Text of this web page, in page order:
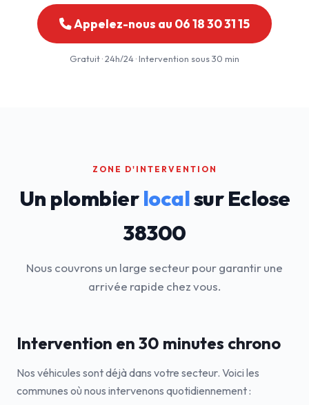
Appelez-nous au 06 18 30 31 15
Gratuit · 24h/24 · Intervention sous 30 min
ZONE D'INTERVENTION
Un plombierlocalsur Eclose
38300
Nous couvrons un large secteur pour garantir une
arrivée rapide chez vous.
Intervention en 30 minutes chrono
Nos véhicules sont déjà dans votre secteur. Voici les
communes où nous intervenons quotidiennement :